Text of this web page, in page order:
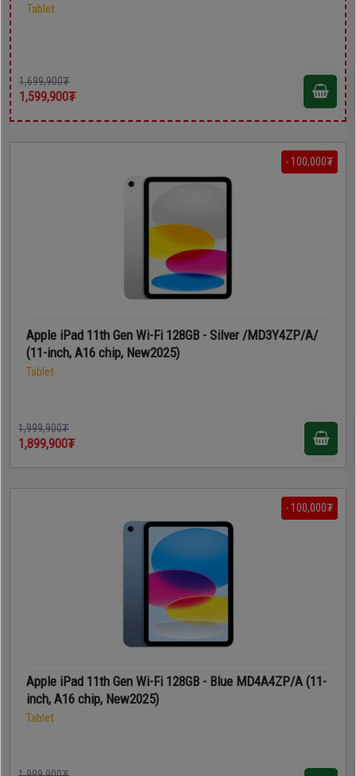
Tablet
1,699,900₮
1,599,900₮
- 100,000₮
Apple iPad 11th Gen Wi-Fi 128GB - Silver /MD3Y4ZP/A/
(11-inch, A16 chip, New2025)
Tablet
1,999,900₮
1,899,900₮
- 100,000₮
Apple iPad 11th Gen Wi-Fi 128GB - Blue MD4A4ZP/A (11-
inch, A16 chip, New2025)
Tablet